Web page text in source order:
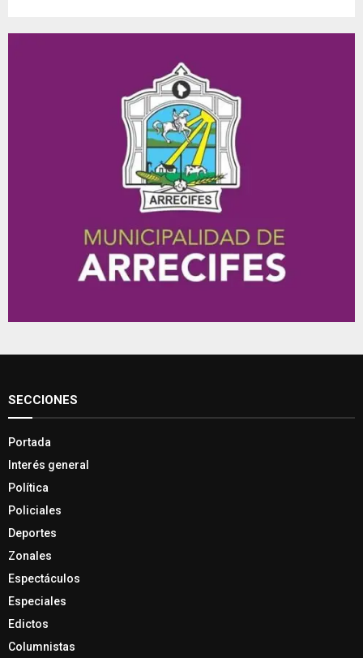
SECCIONES
Portada
Interés general
Política
Policiales
Deportes
Zonales
Espectáculos
Especiales
Edictos
Columnistas